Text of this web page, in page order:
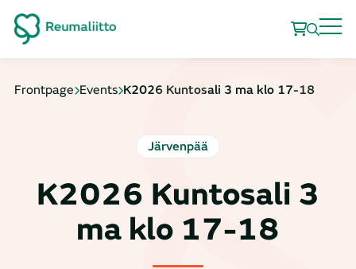
Frontpage Events K2026 Kuntosali 3 ma klo 17-18
Järvenpää
K2026 Kuntosali 3
ma klo 17-18